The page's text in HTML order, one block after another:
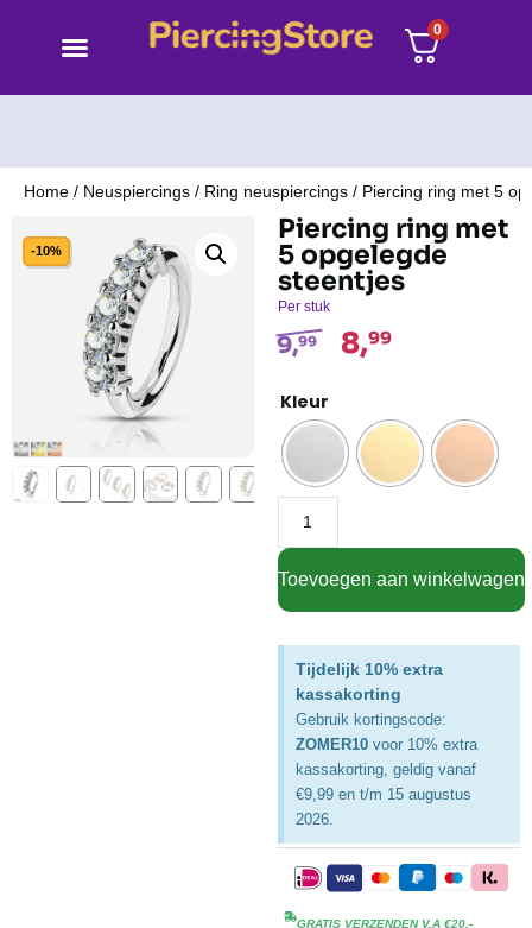
0
Home / Neuspiercings / Ring neuspiercings / Piercing ring met 5
-10%
Piercing ring met
5 opgelegde
steentjes
Per stuk
9,99 8,99
Kleur
Toevoegen aan winkelwagen
Tijdelijk 10% extra
kassakorting
Gebruik kortingscode:
ZOMER10 voor 10% extra
kassakorting, geldig vanaf
€9,99 en t/m 15 augustus
2026.
GRATIS VERZENDEN V.A €20,-